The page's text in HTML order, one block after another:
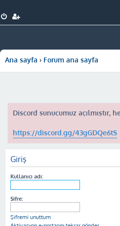
Ana sayfa Forum ana sayfa
Discord sunucumuz açılmıştır,
https://discord.gg/43gGDQe6tS
Giriş
Kullanıcı adı:
Şifre:
Şifremi unuttum